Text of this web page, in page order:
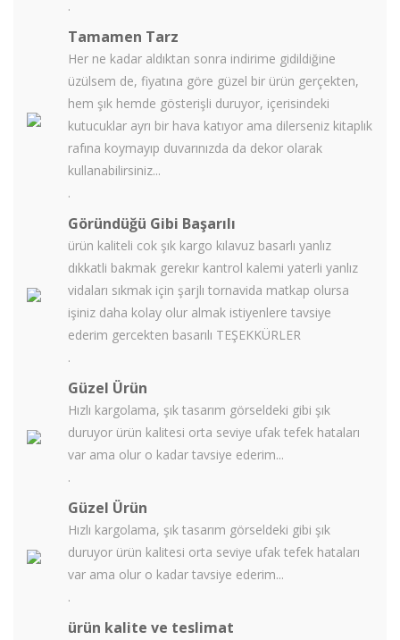
.
Tamamen Tarz
Her ne kadar aldıktan sonra indirime gidildiğine
üzülsem de, fiyatına göre güzel bir ürün gerçekten,
hem şık hemde gösterişli duruyor, içerisindeki
kutucuklar ayrı bir hava katıyor ama dilerseniz kitaplık
rafına koymayıp duvarınızda da dekor olarak
kullanabilirsiniz...
.
Göründüğü Gibi Başarılı
ürün kaliteli cok şık kargo kılavuz basarlı yanlız
dıkkatli bakmak gerekır kantrol kalemi yaterli yanlız
vidaları sıkmak için şarjlı tornavida matkap olursa
işiniz daha kolay olur almak istiyenlere tavsiye
ederim gercekten basarılı TEŞEKKÜRLER
.
Güzel Ürün
Hızlı kargolama, şık tasarım görseldeki gibi şık
duruyor ürün kalitesi orta seviye ufak tefek hataları
var ama olur o kadar tavsiye ederim...
.
Güzel Ürün
Hızlı kargolama, şık tasarım görseldeki gibi şık
duruyor ürün kalitesi orta seviye ufak tefek hataları
var ama olur o kadar tavsiye ederim...
.
ürün kalite ve teslimat